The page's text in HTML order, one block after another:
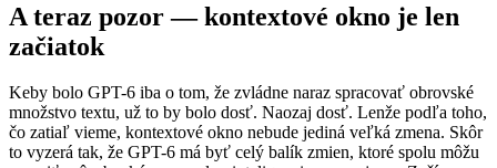
A teraz pozor — kontextové okno je len
začiatok
Keby bolo GPT-6 iba o tom, že zvládne naraz spracovať obrovské
množstvo textu, už to by bolo dosť. Naozaj dosť. Lenže podľa toho,
čo zatiaľ vieme, kontextové okno nebude jediná veľká zmena. Skôr
to vyzerá tak, že GPT-6 má byť celý balík zmien, ktoré spolu môžu